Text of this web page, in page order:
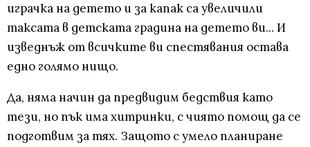
играчка на детето и за капак са увеличили
таксата в детската градина на детето ви... И
изведнъж от всичките ви спестявания остава
едно голямо нищо.
Да, няма начин да предвидим бедствия като
тези, но пък има хитринки, с чиято помощ да се
подготвим за тях. Защото с умело планиране